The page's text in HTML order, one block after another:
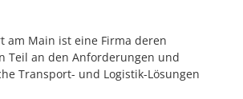
am Main ist eine Firma deren
Teil an den Anforderungen und
Transport- und Logistik-Lösungen